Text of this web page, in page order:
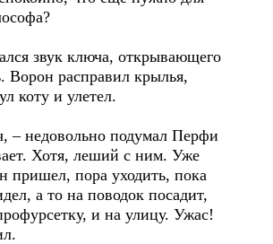
звук ключа, открывающего
Ворон расправил крылья,
коту и улетел.
– недовольно подумал Перфи
Хотя, леший с ним. Уже
пришел, пора уходить, пока
а то на поводок посадит,
и на улицу. Ужас!